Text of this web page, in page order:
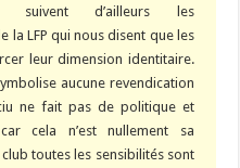
d’ailleurs les
la LFP qui nous disent que les
leur dimension identitaire.
aucune revendication
ne fait pas de politique et
cela n’est nullement sa
toutes les sensibilités sont